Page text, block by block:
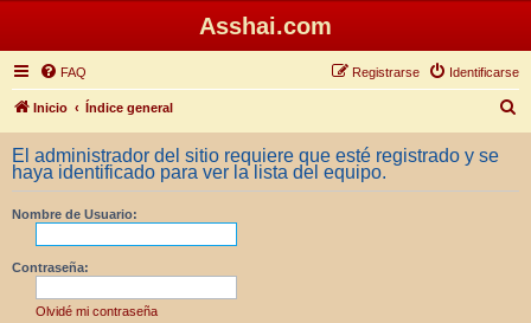
Asshai.com
FAQ Identificarse
Registrarse
Inicio Índice general
u
c
El administrador del sitio requiere que esté registrado y se
haya identificado para ver la lista del equipo.
Nombre de Usuario:
Contraseña:
Olvidé mi contraseña